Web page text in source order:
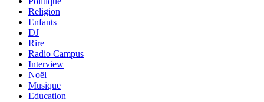
Religion
Enfants
DJ
Rire
Radio Campus
Interview
Noël
Musique
Education